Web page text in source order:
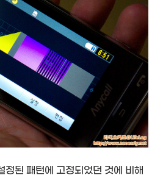
정된 패턴에 고정되었던 것에 비해